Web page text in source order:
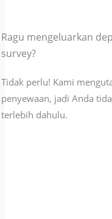
Ragu mengeluarkan
survey?
Tidak perlu! Kami
penyewaan, jadi Anda
terlebih dahulu.